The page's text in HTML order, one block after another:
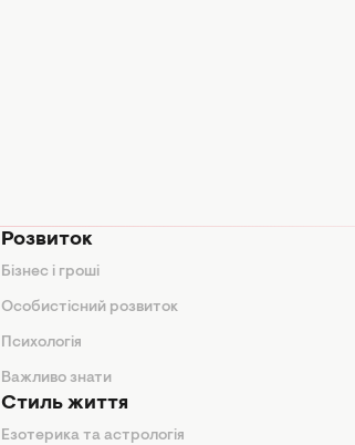
Розвиток
Бізнес і гроші
Особистісний розвиток
Психологія
Важливо знати
Стиль життя
Езотерика та астрологія